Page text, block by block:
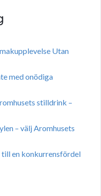
Utan
med onödiga
stilldrink –
– välj Aromhusets
en konkurrensfördel